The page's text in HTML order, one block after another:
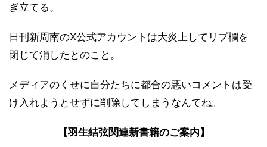
ぎ立てる。
日刊新周南のX公式アカウントは大炎上してリプ欄を
閉じて消したとのこと。
メディアのくせに自分たちに都合の悪いコメントは受
け入れようとせずに削除してしまうなんてね。
【羽生結弦関連新書籍のご案内】